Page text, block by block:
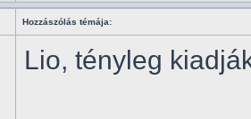
Hozzászólás témája:
Lio, tényleg